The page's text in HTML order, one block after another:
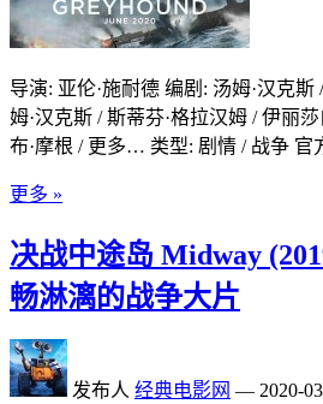
导演: 亚伦·施耐德 编剧: 汤姆·汉克斯
姆·汉克斯 / 斯蒂芬·格拉汉姆 / 伊丽
布·摩根 / 更多… 类型: 剧情 / 战争 官
更多 »
决战中途岛 Midway
畅淋漓的战争大片
发布人 经典电影网 — 2020-